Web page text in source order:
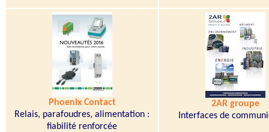
Phoenix Contact
Relais, parafoudres, alimentation :
fiabilité renforcée
2AR groupe
Interfaces de